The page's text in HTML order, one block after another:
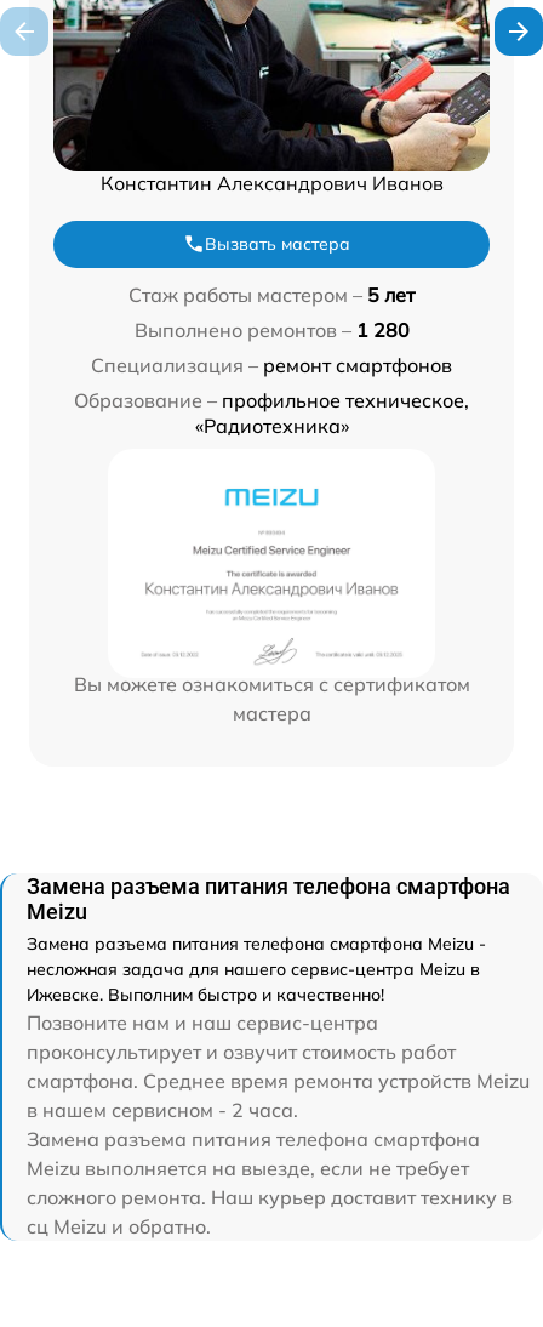
Константин Александрович Иванов
Вызвать мастера
Стаж работы мастером – 5 лет
Выполнено ремонтов – 1 280
Специализация – ремонт смартфонов
Образование – профильное техническое,
«Радиотехника»
Вы можете ознакомиться с сертификатом
мастера
Замена разъема питания телефона смартфона
Meizu
Замена разъема питания телефона смартфона Meizu -
несложная задача для нашего сервис-центра Meizu в
Ижевске. Выполним быстро и качественно!
Позвоните нам и наш сервис-центра
проконсультирует и озвучит стоимость работ
смартфона. Среднее время ремонта устройств Meizu
в нашем сервисном - 2 часа.
Замена разъема питания телефона смартфона
Meizu выполняется на выезде, если не требует
сложного ремонта. Наш курьер доставит технику в
сц Meizu и обратно.